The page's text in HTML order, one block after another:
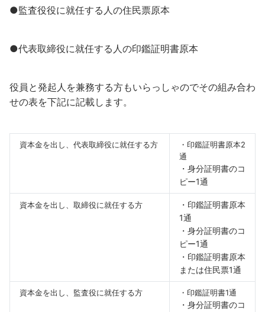
●監査役役に就任する人の住民票原本
●代表取締役に就任する人の印鑑証明書原本
役員と発起人を兼務する方もいらっしゃのでその組み合わ
せの表を下記に記載します。
資本金を出し、代表取締役に就任する方
・印鑑証明書原本2
通
・身分証明書のコ
ピー1通
資本金を出し、取締役に就任する方
・印鑑証明書原本
1通
・身分証明書のコ
ピー1通
・印鑑証明書原本
または住民票1通
資本金を出し、監査役に就任する方 ・印鑑証明書1通
・身分証明書のコ